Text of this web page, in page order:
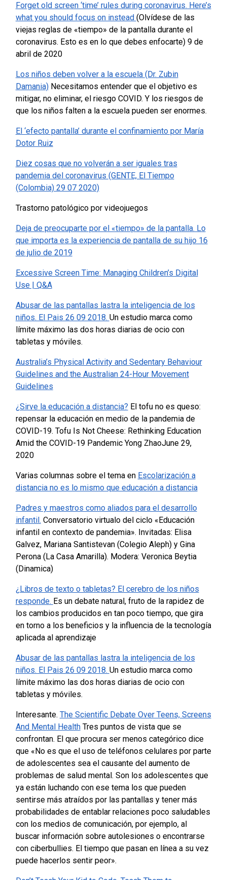
Forget old screen ‘time’ rules during coronavirus. Here’s
what you should focus on instead (Olvídese de las
viejas reglas de «tiempo» de la pantalla durante el
coronavirus. Esto es en lo que debes enfocarte) 9 de
abril de 2020
Los niños deben volver a la escuela (Dr. Zubin
Damania)Necesitamos entender que el objetivo es
mitigar, no eliminar, el riesgo COVID. Y los riesgos de
que los niños falten a la escuela pueden ser enormes.
El ‘efecto pantalla’ durante el confinamiento por María
Dotor Ruiz
Diez cosas que no volverán a ser iguales tras
pandemia del coronavirus (GENTE, El Tiempo
(Colombia) 29 07 2020)
Trastorno patológico por videojuegos
Deja de preocuparte por el «tiempo» de la pantalla. Lo
que importa es la experiencia de pantalla de su hijo 16
de julio de 2019
Excessive Screen Time: Managing Children’s Digital
Use | Q&A
Abusar de las pantallas lastra la inteligencia de los
niños. El Pais 26 09 2018. Un estudio marca como
límite máximo las dos horas diarias de ocio con
tabletas y móviles.
Australia’s Physical Activity and Sedentary Behaviour
Guidelines and the Australian 24-Hour Movement
Guidelines
¿Sirve la educación a distancia? El tofu no es queso:
repensar la educación en medio de la pandemia de
COVID-19. Tofu Is Not Cheese: Rethinking Education
Amid the COVID-19 Pandemic Yong ZhaoJune 29,
2020
Varias columnas sobre el tema en Escolarización a
distancia no es lo mismo que educación a distancia
Padres y maestros como aliados para el desarrollo
infantil. Conversatorio virtualo del ciclo «Educación
infantil en contexto de pandemia». Invitadas: Elisa
Galvez, Mariana Santistevan (Colegio Aleph) y Gina
Perona (La Casa Amarilla). Modera: Veronica Beytia
(Dinamica)
¿Libros de texto o tabletas? El cerebro de los niños
responde. Es un debate natural, fruto de la rapidez de
los cambios producidos en tan poco tiempo, que gira
en torno a los beneficios y la influencia de la tecnología
aplicada al aprendizaje
Abusar de las pantallas lastra la inteligencia de los
niños. El Pais 26 09 2018. Un estudio marca como
límite máximo las dos horas diarias de ocio con
tabletas y móviles.
Interesante. The Scientific Debate Over Teens, Screens
And Mental HealthTres puntos de vista que se
confrontan. El que procura ser menos categórico dice
que «No es que el uso de teléfonos celulares por parte
de adolescentes sea el causante del aumento de
problemas de salud mental. Son los adolescentes que
ya están luchando con ese tema los que pueden
sentirse más atraídos por las pantallas y tener más
probabilidades de entablar relaciones poco saludables
con los medios de comunicación, por ejemplo, al
buscar información sobre autolesiones o encontrarse
con ciberbullies. El tiempo que pasan en línea a su vez
puede hacerlos sentir peor».